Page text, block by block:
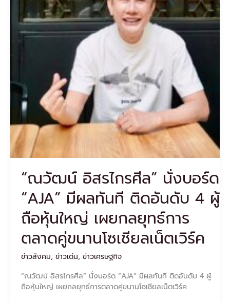
“ณวัฒน์ อิสรไกรศีล” นั่งบอร์ด
“AJA” มีผลทันที ติดอันดับ 4 ผู้
ถือหุ้นใหญ่ เผยกลยุทธ์การ
ตลาดคู่ขนานโซเชียลเน็ตเวิร์ค
ข่าวสังคม, ข่าวเด่น, ข่าวเศรษฐกิจ
“ณวัฒน์ อิสรไกรศีล” นั่งบอร์ด “AJA” มีผลทันที ติดอันดับ 4 ผู้
ถือหุ้นใหญ่ เผยกลยุทธ์การตลาดคู่ขนานโซเชียลเน็ตเวิร์ค
หุ้น
ใหญ่
คู่
ขนาน
โซ
เชีย
ล
เน็ตเวิร์ค